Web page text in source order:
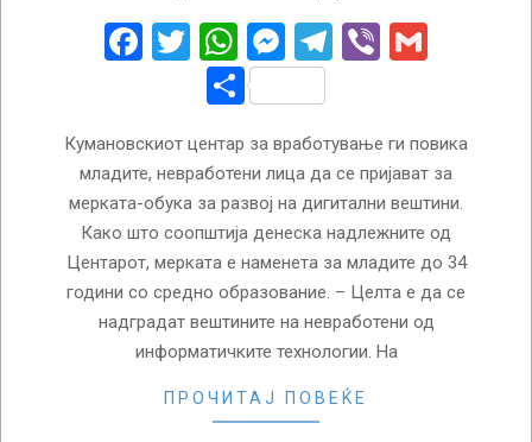
Facebook
Twitter
WhatsApp
Messenger
Telegram
Viber
Share
Кумановскиот центар за вработување ги повика
младите, невработени лица да се пријават за
мерката-обука за развој на дигитални вештини.
Како што соопштија денеска надлежните од
Центарот, мерката е наменета за младите до 34
години со средно образование. – Целта е да се
надградат вештините на невработени од
информатичките технологии. На
ПРОЧИТАЈ ПОВЕЌЕ